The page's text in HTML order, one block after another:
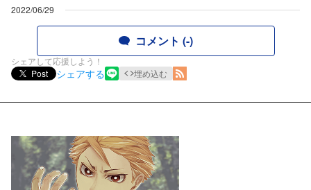
2022/06/29
コメント (-)
シェアして応援しよう！
Post
シェアする 埋め込む